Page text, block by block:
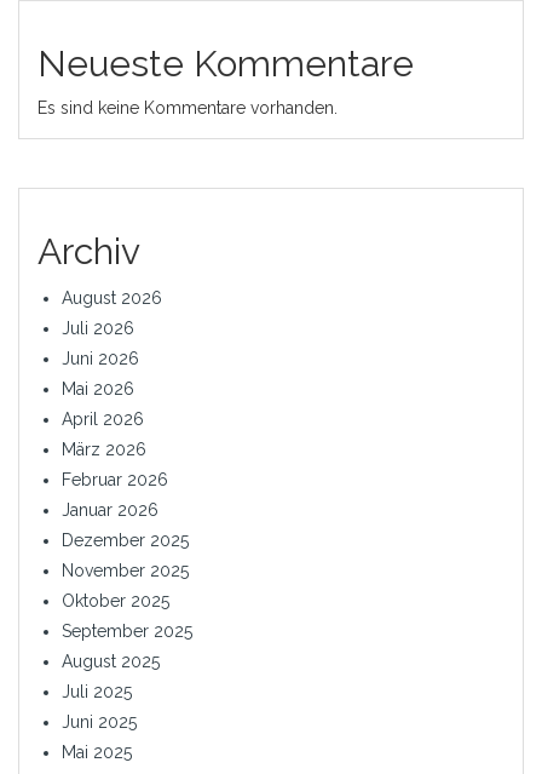
Neueste Kommentare
Es sind keine Kommentare vorhanden.
Archiv
August 2026
Juli 2026
Juni 2026
Mai 2026
April 2026
März 2026
Februar 2026
Januar 2026
Dezember 2025
November 2025
Oktober 2025
September 2025
August 2025
Juli 2025
Juni 2025
Mai 2025